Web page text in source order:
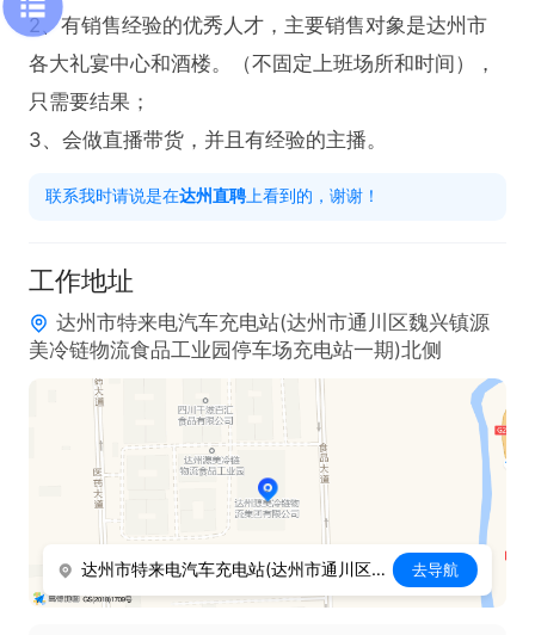
2、有销售经验的优秀人才，主要销售对象是达州市
各大礼宴中心和酒楼。（不固定上班场所和时间），
只需要结果；
3、会做直播带货，并且有经验的主播。
联系我时请说是在达州直聘 上看到的，谢谢！
工作地址
达州市特来电汽车充电站(达州市通川区魏兴镇源
美冷链物流食品工业园停车场充电站一期)北侧
达州市特来电汽车充电站(达州市通川区魏兴镇源美冷链物流食品工业园停车场充电站一期)北侧 去导航